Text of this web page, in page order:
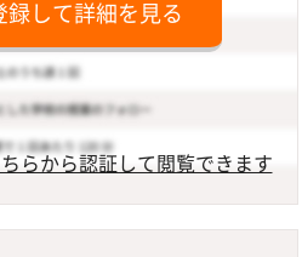
録して詳細を見る
らから認証して閲覧できます